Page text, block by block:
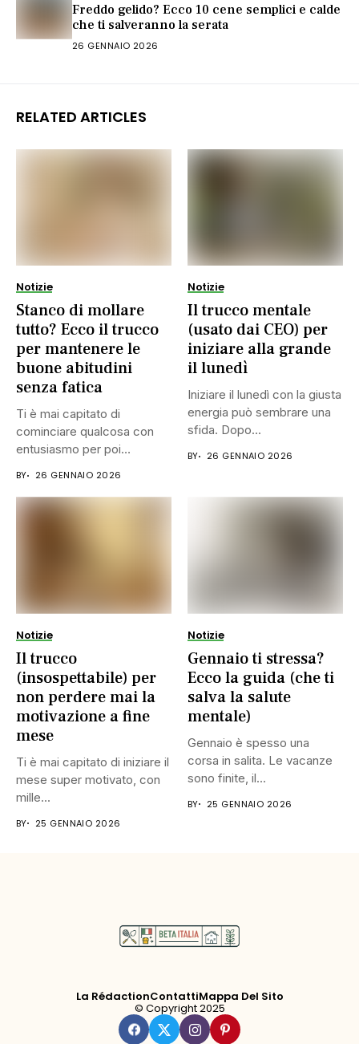
Freddo gelido? Ecco 10 cene semplici e calde
che ti salveranno la serata
26 GENNAIO 2026
RELATED ARTICLES
Notizie
Stanco di mollare
tutto? Ecco il trucco
per mantenere le
buone abitudini
senza fatica
Ti è mai capitato di
cominciare qualcosa con
entusiasmo per poi
BY 26 GENNAIO 2026
Notizie
Il trucco mentale
(usato dai CEO) per
iniziare alla grande
il lunedì
Iniziare il lunedì con la giusta
energia può sembrare una
sfida. Dopo...
BY 26 GENNAIO 2026
Notizie
Il trucco
(insospettabile) per
non perdere mai la
motivazione a fine
mese
Ti è mai capitato di iniziare il
mese super motivato, con
mille...
BY 25 GENNAIO 2026
Notizie
Gennaio ti stressa?
Ecco la guida (che ti
salva la salute
mentale)
Gennaio è spesso una
corsa in salita. Le vacanze
sono finite, il...
BY 25 GENNAIO 2026
La RédactionContattiMappa Del Sito
© Copyright 2025